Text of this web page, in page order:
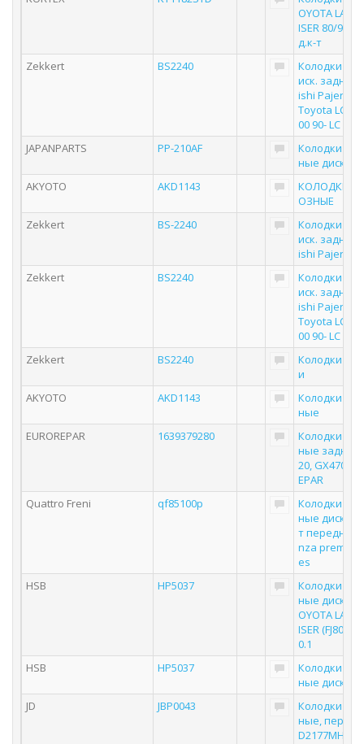
OYOTA LAND
ISER 80/90/
д.к-т
Zekkert
BS2240
Колодки
иск. задн.
ishi Pajero IV
Toyota LC 70
00 90- LC Pr
JAPANPARTS
PP-210AF
Колодки
ные
AKYOTO
AKD1143
КОЛОДКИ
ОЗНЫЕ
Zekkert
BS-2240
Колодки
иск. задн.
ishi Pajero IV
Zekkert
BS2240
Колодки
иск. задн.
ishi Pajero IV
Toyota LC 70
00 90- LC Pr
Zekkert
BS2240
Колодки
и
AKYOTO
AKD1143
Колодки
ные
EUROREPAR
1639379280
Колодки
ные задние
20, GX470
EPAR
Quattro Freni
qf85100p
Колодки
ные
т передние
nza
es
HSB
HP5037
Колодки
ные
OYOTA LAND
ISER (FJ80,
0.1
HSB
HP5037
Колодки
ные
JD
JBP0043
Колодки
ные,
D2177MH